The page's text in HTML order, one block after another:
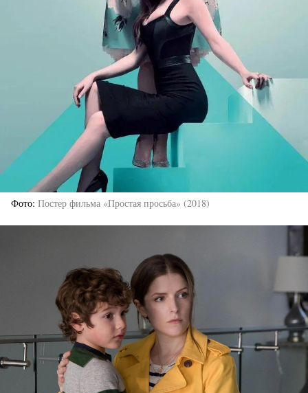
Фото Постер фильма «Простая просьба» (2018)